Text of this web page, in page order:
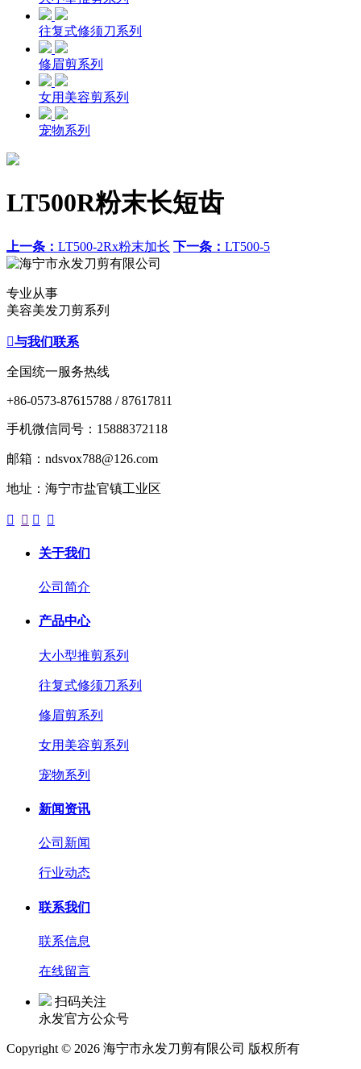
往复式修须刀系列
修眉剪系列
女用美容剪系列
宠物系列
LT500R粉末长短齿
上一条： LT500-2Rx粉末加长 下一条： LT500-5
专业从事
美容美发刀剪系列
与我们联系
全国统一服务热线
+86-0573-87615788 / 87617811
手机微信同号：15888372118
邮箱：ndsvox788@126.com
地址：海宁市盐官镇工业区
   
关于我们
公司简介
产品中心
大小型推剪系列
往复式修须刀系列
修眉剪系列
女用美容剪系列
宠物系列
新闻资讯
公司新闻
行业动态
联系我们
联系信息
在线留言
扫码关注
永发官方公众号
Copyright © 2026 海宁市永发刀剪有限公司 版权所有